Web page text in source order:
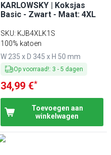
KARLOWSKY | Koksjas
Basic - Zwart - Maat: 4XL
SKU: KJB4XLK1S
100% katoen
W 235 x D 345 x H 50 mm
Op voorraad!: 3 -5 dagen
34,99 €*
Toevoegen aan
winkelwagen